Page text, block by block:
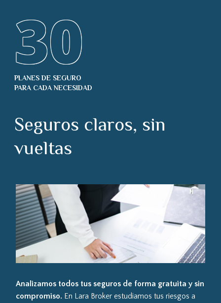
30
PLANES DE SEGURO
PARA CADA NECESIDAD
Seguros claros, sin
vueltas
Analizamos todos tus seguros de forma gratuita y sin
compromiso.En Lara Broker estudiamos tus riesgos a